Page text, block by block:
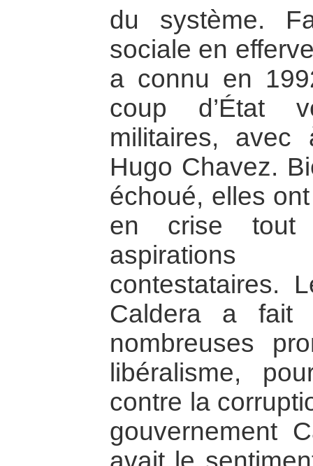
du système.
sociale en
a connu en
coup d’État
militaires,
Hugo Chavez.
échoué, elles
en crise tout
aspirations
contestataires.
Caldera a fait
nombreuses
libéralisme,
contre la
gouvernement